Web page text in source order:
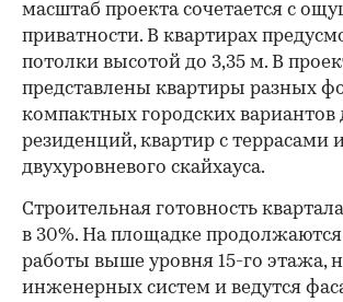
масштаб проекта сочетается с
приватности. В квартирах
потолки высотой до 3,35 м. В
представлены квартиры разных
компактных городских
резиденций, квартир с террасами
двухуровневого скайхауса.
Строительная готовность
в 30%. На площадке
работы выше уровня 15-го этажа,
инженерных систем и ведутся